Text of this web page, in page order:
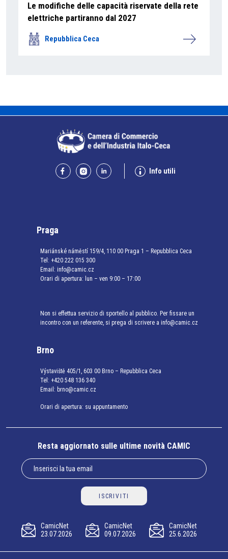
Le modifiche delle capacità riservate della rete
elettriche partiranno dal 2027
Repubblica Ceca
Info utili
Praga
Mariánské náměstí 159/4, 110 00 Praga 1 – Repubblica Ceca
Tel: +420 222 015 300
Email: info@camic.cz
Orari di apertura: lun – ven 9:00 – 17:00
Non si effettua servizio di sportello al pubblico. Per fissare un
incontro con un referente, si prega di scrivere a info@camic.cz
Brno
Výstaviště 405/1, 603 00 Brno – Repubblica Ceca
Tel: +420 548 136 340
Email: brno@camic.cz
Orari di apertura: su appuntamento
Resta aggiornato sulle ultime novità CAMIC
ISCRIVITI
CamicNet
23.07.2026
CamicNet
09.07.2026
CamicNet
25.6.2026